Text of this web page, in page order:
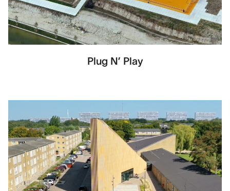
Plug N’ Play